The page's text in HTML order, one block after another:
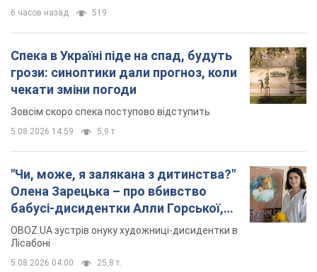
6 часов назад 519
Спека в Україні піде на спад, будуть
грози: синоптики дали прогноз, коли
чекати зміни погоди
Зовсім скоро спека поступово відступить
5.08.2026 14:59 5,9 т.
"Чи, може, я залякана з дитинства?"
Олена Зарецька – про вбивство
бабусі-дисидентки Алли Горської,
критику Дмитра Стуса та втечу в
Португалію з 5 дітьми
OBOZ.UA зустрів онуку художниці-дисидентки в
Лісабоні
5.08.2026 04:00 25,8 т.